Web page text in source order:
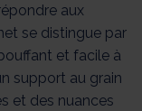
aux
se distingue par
et facile à
support au grain
et des nuances